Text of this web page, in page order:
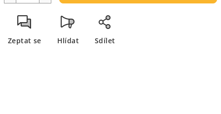
Zeptat se Hlídat Sdílet